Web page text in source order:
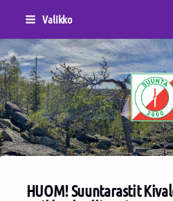
Siirry
sivun
sisältöön
Valikko
HUOM! Suuntarastit